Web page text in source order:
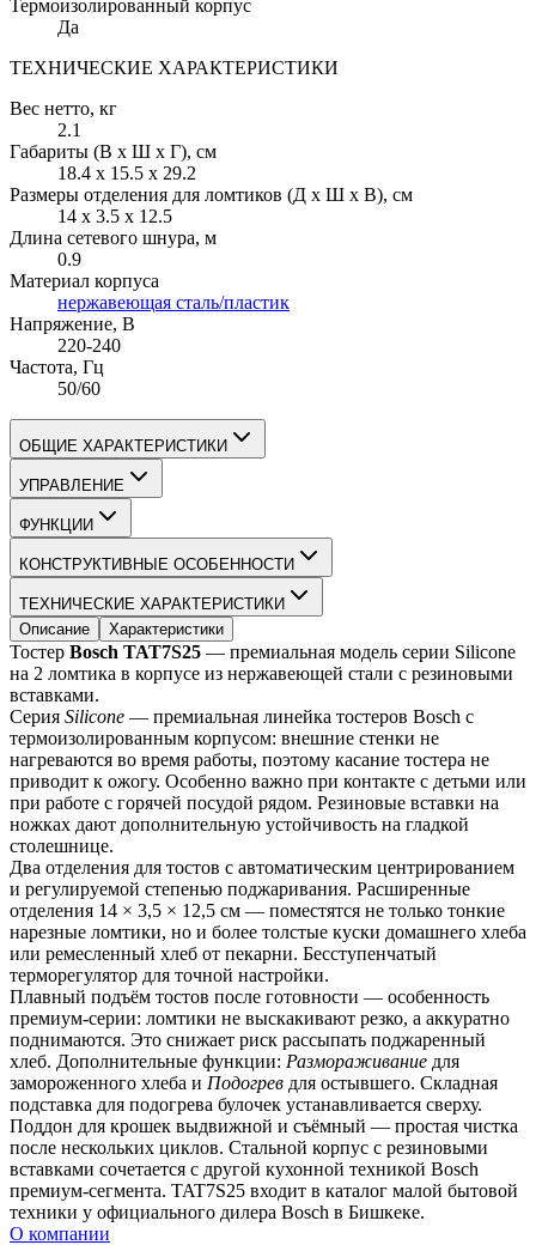
Термоизолированный корпус
Да
ТЕХНИЧЕСКИЕ ХАРАКТЕРИСТИКИ
Вес нетто, кг
2.1
Габариты (В х Ш х Г), см
18.4 x 15.5 x 29.2
Размеры отделения для ломтиков (Д х Ш х В), см
14 x 3.5 x 12.5
Длина сетевого шнура, м
0.9
Материал корпуса
нержавеющая сталь/пластик
Напряжение, В
220-240
Частота, Гц
50/60
ОБЩИЕ ХАРАКТЕРИСТИКИ
УПРАВЛЕНИЕ
ФУНКЦИИ
КОНСТРУКТИВНЫЕ ОСОБЕННОСТИ
ТЕХНИЧЕСКИЕ ХАРАКТЕРИСТИКИ
Описание
Характеристики
Тостер Bosch TAT7S25 — премиальная модель серии Silicone
на 2 ломтика в корпусе из нержавеющей стали с резиновыми
вставками.
Серия Silicone — премиальная линейка тостеров Bosch с
термоизолированным корпусом: внешние стенки не
нагреваются во время работы, поэтому касание тостера не
приводит к ожогу. Особенно важно при контакте с детьми или
при работе с горячей посудой рядом. Резиновые вставки на
ножках дают дополнительную устойчивость на гладкой
столешнице.
Два отделения для тостов с автоматическим центрированием
и регулируемой степенью поджаривания. Расширенные
отделения 14 × 3,5 × 12,5 см — поместятся не только тонкие
нарезные ломтики, но и более толстые куски домашнего хлеба
или ремесленный хлеб от пекарни. Бесступенчатый
терморегулятор для точной настройки.
Плавный подъём тостов после готовности — особенность
премиум-серии: ломтики не выскакивают резко, а аккуратно
поднимаются. Это снижает риск рассыпать поджаренный
хлеб. Дополнительные функции: Размораживание для
замороженного хлеба и Подогрев для остывшего. Складная
подставка для подогрева булочек устанавливается сверху.
Поддон для крошек выдвижной и съёмный — простая чистка
после нескольких циклов. Стальной корпус с резиновыми
вставками сочетается с другой кухонной техникой Bosch
премиум-сегмента. TAT7S25 входит в каталог малой бытовой
техники у официального дилера Bosch в Бишкеке.
О компании